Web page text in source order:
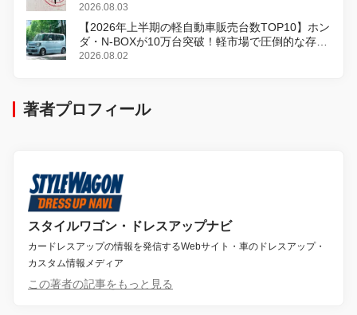
2026.08.03
【2026年上半期の軽自動車販売台数TOP10】ホン
ダ・N-BOXが10万台突破！軽市場で圧倒的な存在
感
2026.08.02
著者プロフィール
スタイルワゴン・ドレスアップナビ
カードレスアップの情報を発信するWebサイト・車のドレスアップ・
カスタム情報メディア
この著者の記事をもっと見る